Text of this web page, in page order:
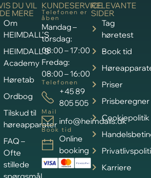
RELEVANTE
SIDER
Tag
høretest
Book tid
Priser
Prisberegner
Cookiepolitik
Karriere
DU VIL
MERE
Om
HEIMDALL’S
HEIMDALL’S
Academy
Høretab
Ordbog
Tilskud til
høreapparater
FAQ –
Ofte
stillede
KUNDESERVICE
Telefonen er
åben
Mandag –
torsdag:
08:00 – 17:00
Fredag:
08:00 – 16:00
Telefonen
+45 89
805 505
Mail
info@heimdalls.dk
Book tid
Online
booking